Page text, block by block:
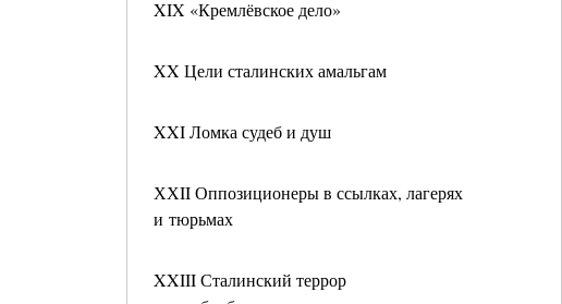
XIX «Кремлёвское дело»
XX Цели сталинских амальгам
XXI Ломка судеб и душ
ХХII Оппозиционеры в ссылках, лагерях
и тюрьмах
XXIII Сталинский террор